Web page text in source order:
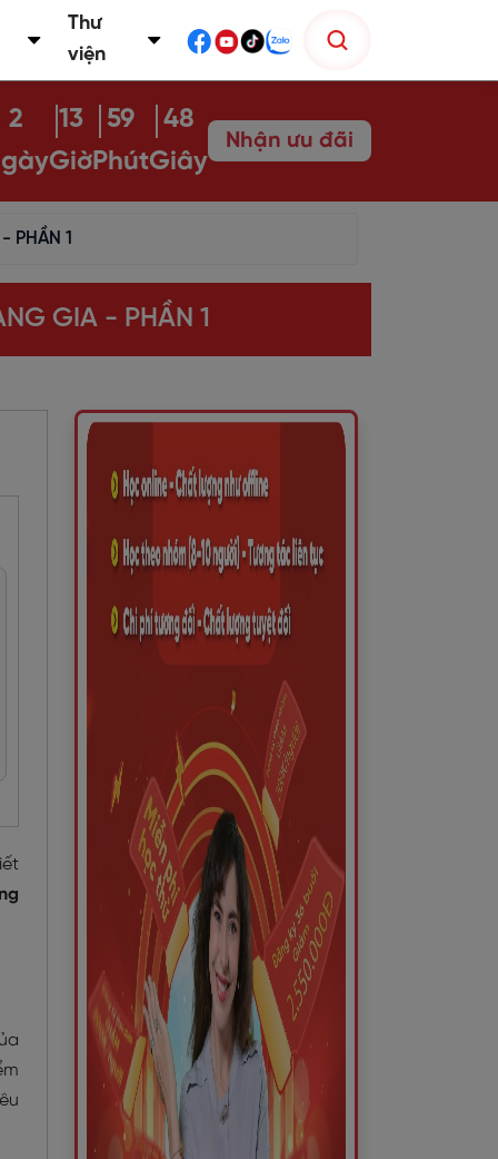
Thư
viện
2
13
Giờ
59
Phút
47
Giây
Nhận ưu đãi
PHẦN 1
GIA - PHẦN 1